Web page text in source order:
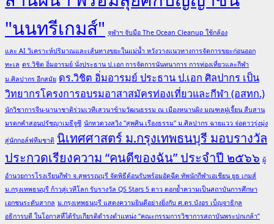
"นนทรีเกมส์" จุฬาฯ จับมือ The Ocean Cleanup ใช้กล้อง
และ AI วิเคราะห์ปริมาณและเส้นทางขยะในแม่น้ำ หวังวางแนวทางการจัดการขยะก่อนออก
ทะเล ดร.วิชิต อิ่มอารมย์ นั่งประธาน ป.เอก การจัดการนันทนาการ การท่องเที่ยวและกีฬา
ม.ศิลปากร อีกสมัย ดร.วิชิต อิ่มอารมย์ ประธาน ป.เอก ศิลปากร เป็น
วิทยากรโครงการอบรมอาสาสมัครท่องเที่ยวและกีฬา (อสทก.)
นักวิชาการจีน-นานาชาติร่วมเวทีเสวนาข้ามวัฒนธรรม ณ เมืองหนานผิง มณฑลฝูเจี้ยน สืบสาน
มรดกคำสอนปรัชญาเมธีจูซี นักหวดวงสวิง "สุพศิน เรืองธรรม" ม.ศิลปากร ฉายแวว จ่อดาวรุ่งมุ่ง
สู่นักกอล์ฟทีมชาติ นิเทศศาสตร์ ม.กรุงเทพธนบุรี มอบรางวัล
ประกวดเรียงความ “คนดีของฉัน” ประจำปี ๒๕๖๖ ผู้
อำนวยการโรงเรียนกีฬา จ.สุพรรณบุรี จัดพิธีต้อนรับพร้อมอัดฉีด ทัพนักกีฬาเอเชียน ยูธ เกมส์
ม.กรุงเทพธนบุรี ก้าวสู่เวทีโลก รับรางวัล QS Stars 5 ดาว ตอกย้ำความเป็นสถาบันการศึกษา
เอกชนระดับสากล ม.กรุงเทพธนบุรี แสดงความยินดีอย่างยิ่งกับ ศ.ดร.บังอร เบ็ญจาธิกุล
อธิการบดี ในโอกาสที่ได้รับเกียรติดำรงตำแหน่ง “คณะกรรมการวิชาการสถาบันพระปกเกล้า”